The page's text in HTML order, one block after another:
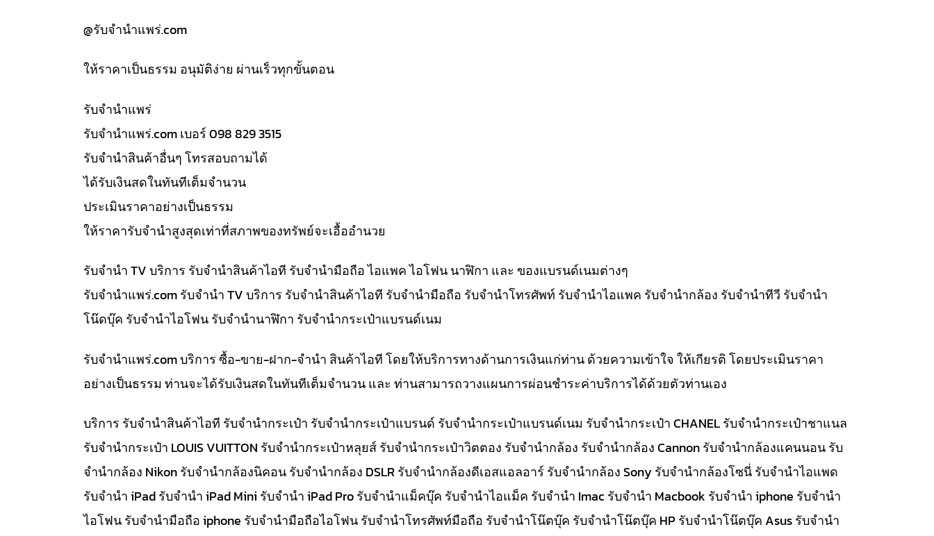
@รับจํานําแพร่.com
ให้ราคาเป็นธรรม อนุมัติง่าย ผ่านเร็วทุกขั้นตอน
รับจํานำแพร่
รับจํานําแพร่.com เบอร์ 098 829 3515
รับจำนำสินค้าอื่นๆ โทรสอบถามได้
ได้รับเงินสดในทันทีเต็มจำนวน
ประเมินราคาอย่างเป็นธรรม
ให้ราคารับจำนำสูงสุดเท่าที่สภาพของทรัพย์จะเอื้ออำนวย
รับจำนำ TV บริการ รับจำนำสินค้าไอที รับจำนำมือถือ ไอแพค ไอโฟน นาฬิกา และ ของแบรนด์เนมต่างๆ
รับจํานําแพร่.com รับจำนำ TV บริการ รับจำนำสินค้าไอที รับจำนำมือถือ รับจำนำโทรศัพท์ รับจำนำไอแพค รับจำนำกล้อง รับจำนำทีวี รับจำนำ
โน๊ดบุ๊ค รับจำนำไอโฟน รับจำนำนาฬิกา รับจำนำกระเป๋าแบรนด์เนม
รับจํานําแพร่.com บริการ ซื้อ-ขาย-ฝาก-จำนำ สินค้าไอที โดยให้บริการทางด้านการเงินแก่ท่าน ด้วยความเข้าใจ ให้เกียรติ โดยประเมินราคา
อย่างเป็นธรรม ท่านจะได้รับเงินสดในทันทีเต็มจำนวน และ ท่านสามารถวางแผนการผ่อนชำระค่าบริการได้ด้วยตัวท่านเอง
บริการ รับจำนำสินค้าไอที รับจำนำกระเป๋า รับจำนำกระเป๋าแบรนด์ รับจำนำกระเป๋าแบรนด์เนม รับจำนำกระเป๋า CHANEL รับจำนำกระเป๋าชาแนล
รับจำนำกระเป๋า LOUIS VUITTON รับจำนำกระเป๋าหลุยส์ รับจำนำกระเป๋าวิตตอง รับจำนำกล้อง รับจำนำกล้อง Cannon รับจำนำกล้องแคนนอน รับ
จำนำกล้อง Nikon รับจำนำกล้องนิคอน รับจำนำกล้อง DSLR รับจำนำกล้องดีเอสแอลอาร์ รับจำนำกล้อง Sony รับจำนำกล้องโซนี่ รับจำนำไอแพด
รับจำนำ iPad รับจำนำ iPad Mini รับจำนำ iPad Pro รับจำนำแม็คบุ๊ค รับจำนำไอแม็ค รับจำนำ Imac รับจำนำ Macbook รับจำนำ iphone รับจำนำ
ไอโฟน รับจำนำมือถือ iphone รับจำนำมือถือไอโฟน รับจำนำโทรศัพท์มือถือ รับจำนำโน๊ตบุ๊ค รับจำนำโน๊ตบุ๊ค HP รับจำนำโน๊ตบุ๊ค Asus รับจำนำ